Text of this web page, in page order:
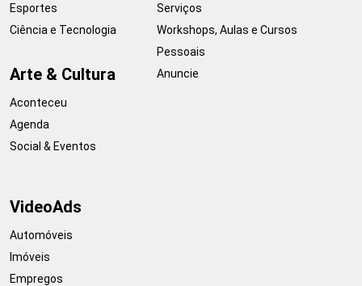
Esportes
Ciência e Tecnologia
Arte & Cultura
Aconteceu
Agenda
Social & Eventos
Serviços
Workshops, Aulas e Cursos
Pessoais
Anuncie
VideoAds
Automóveis
Imóveis
Empregos